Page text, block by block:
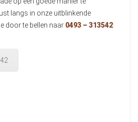
langs in onze uitblinkende
door te bellen naar 0493 – 313542.